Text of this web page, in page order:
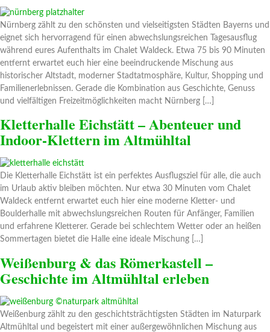
Nürnberg zählt zu den schönsten und vielseitigsten Städten Bayerns und
eignet sich hervorragend für einen abwechslungsreichen Tagesausflug
während eures Aufenthalts im Chalet Waldeck. Etwa 75 bis 90 Minuten
entfernt erwartet euch hier eine beeindruckende Mischung aus
historischer Altstadt, moderner Stadtatmosphäre, Kultur, Shopping und
Familienerlebnissen. Gerade die Kombination aus Geschichte, Genuss
und vielfältigen Freizeitmöglichkeiten macht Nürnberg […]
Kletterhalle Eichstätt – Abenteuer und
Indoor-Klettern im Altmühltal
Die Kletterhalle Eichstätt ist ein perfektes Ausflugsziel für alle, die auch
im Urlaub aktiv bleiben möchten. Nur etwa 30 Minuten vom Chalet
Waldeck entfernt erwartet euch hier eine moderne Kletter- und
Boulderhalle mit abwechslungsreichen Routen für Anfänger, Familien
und erfahrene Kletterer. Gerade bei schlechtem Wetter oder an heißen
Sommertagen bietet die Halle eine ideale Mischung […]
Weißenburg & das Römerkastell –
Geschichte im Altmühltal erleben
Weißenburg zählt zu den geschichtsträchtigsten Städten im Naturpark
Altmühltal und begeistert mit einer außergewöhnlichen Mischung aus